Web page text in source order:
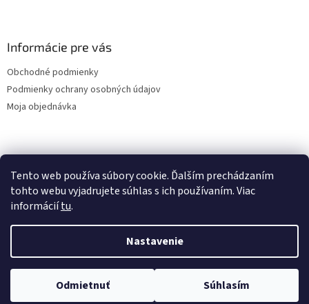
Tento web používa súbory cookie. Ďalším prechádzaním
tohto webu vyjadrujete súhlas s ich používaním. Viac
informáciítu.
Nastavenie
Odmietnuť Súhlasím
Informácie pre vás
Obchodné podmienky
Podmienky ochrany osobných údajov
Moja objednávka
0KS / 0 €
Vytvoril Shoptet
Copyright 2026ZELOTEX SK . Všetky práva vyhradené.